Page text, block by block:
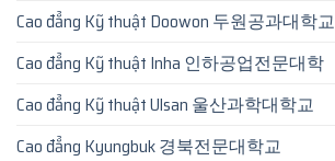
Cao đẳng Kỹ thuật Doowon 두원공과대학교
Cao đẳng Kỹ thuật Inha 인하공업전문대학
Cao đẳng Kỹ thuật Ulsan 울산과학대학교
Cao đẳng Kyungbuk 경북전문대학교